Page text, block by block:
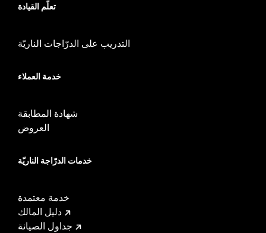
تعلّم القيادة
التدريب على الدرّاجات الناريّة
خدمة العملاء
شهادة المطابقة
العروض
خدمات الدرّاجة الناريّة
خدمة معتمدة
دليل المالك
جداول الصيانة